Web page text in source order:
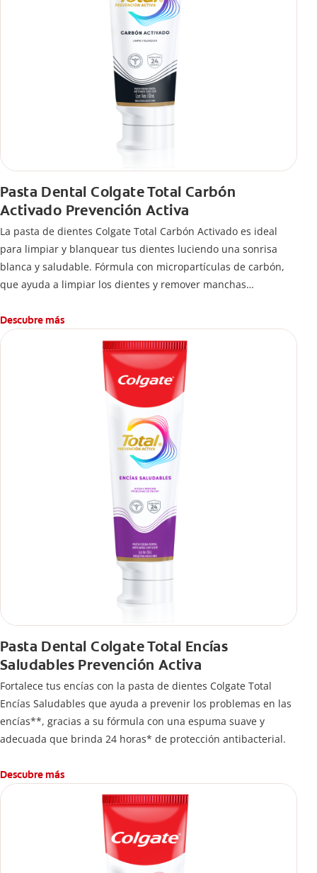
Pasta Dental Colgate Total Carbón
Activado Prevención Activa
La pasta de dientes Colgate Total Carbón Activado es ideal
para limpiar y blanquear tus dientes luciendo una sonrisa
blanca y saludable. Fórmula con micropartículas de carbón,
que ayuda a limpiar los dientes y remover manchas
¿Qué hace el carbón activado en una pasta dental y por qué
se usa para ayudar a remover manchas superficiales?
También encontrarás cómo incluirla en tu rutina, en casa o de
viaje, con tips de cepillado para una sonrisa sana.
Descubre más
Pasta Dental Colgate Total Encías
Saludables Prevención Activa
Fortalece tus encías con la pasta de dientes Colgate Total
Encías Saludables que ayuda a prevenir los problemas en las
encías**, gracias a su fórmula con una espuma suave y
adecuada que brinda 24 horas* de protección antibacterial.
Descubre más